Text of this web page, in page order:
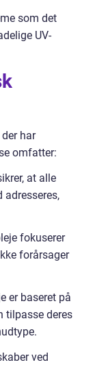
som det
UV-
har
omfatter:
at alle
adresseres,
fokuserer
forårsager
er baseret på
tilpasse deres
ved